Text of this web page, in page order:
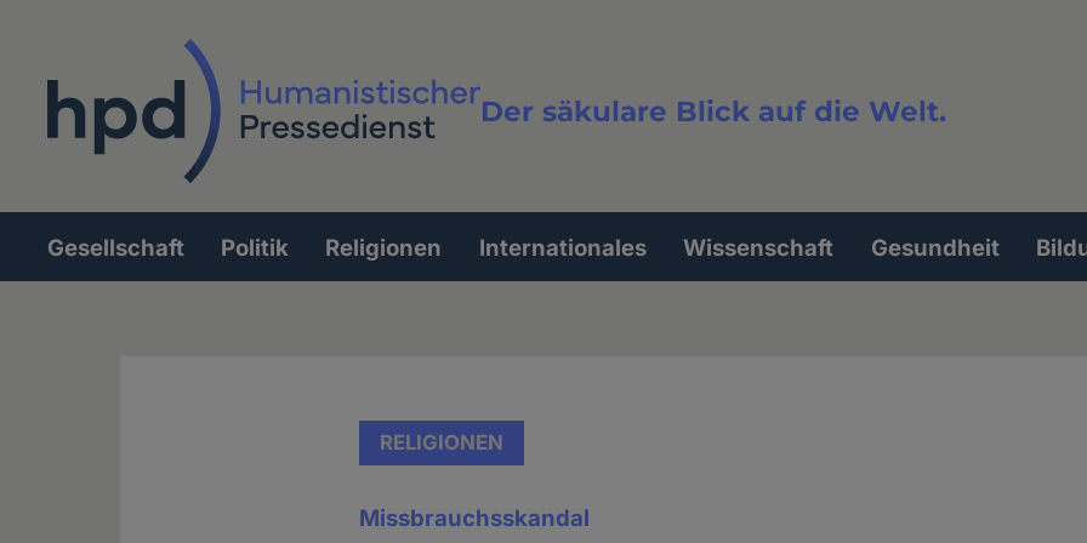
Der säkulare Blick auf die Welt.
Volltextsuche
Hauptnavigation
Gesellschaft Politik Religionen Internationales Wissenschaft Gesundheit
RELIGIONEN
Missbrauchsskandal